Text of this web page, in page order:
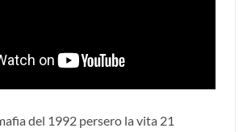
del 1992 persero la vita 21